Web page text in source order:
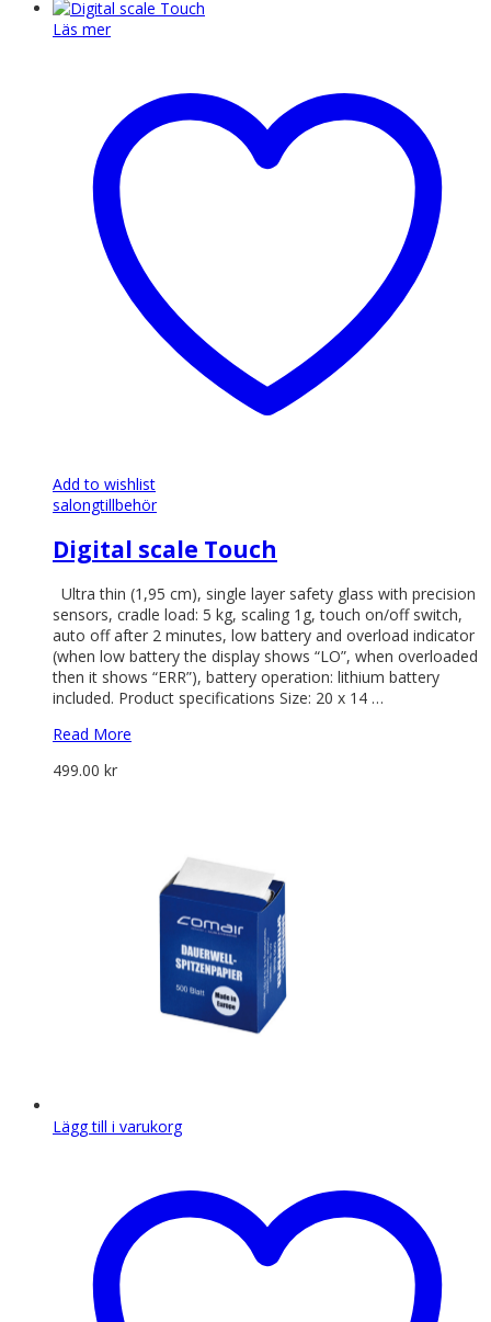
Läs mer
Add to wishlist
salongtillbehör
Digital scale Touch
Ultra thin (1,95 cm), single layer safety glass with precision
sensors, cradle load: 5 kg, scaling 1g, touch on/off switch,
auto off after 2 minutes, low battery and overload indicator
(when low battery the display shows “LO”, when overloaded
then it shows “ERR”), battery operation: lithium battery
included. Product specifications Size: 20 x 14 …
Read More
499.00 kr
Lägg till i varukorg